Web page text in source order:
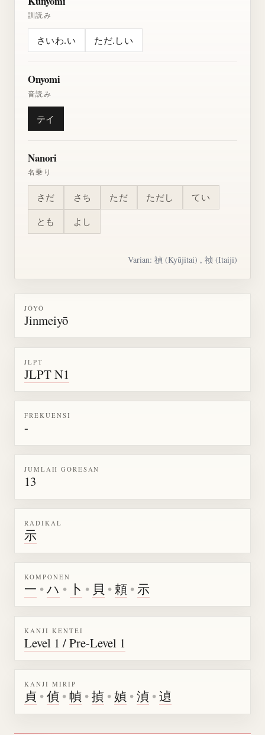
訓読み
さいわ.い ただ.しい
Onyomi
音読み
テイ
Nanori
名乗り
さだ さち ただ ただし てい
とも よし
Varian: 禎 (Kyūjitai) , 祯 (Itaiji)
JŌYŌ
Jinmeiyō
JLPT
JLPT N1
FREKUENSI
-
JUMLAH GORESAN
13
RADIKAL
示
KOMPONEN
一 •ハ • 卜 • 貝 •頼 •示
KANJI KENTEI
Level 1 / Pre-Level 1
KANJI MIRIP
貞 •偵 •幀 •揁 •媜 •湞 •遉